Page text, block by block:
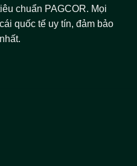
chuẩn PAGCOR. Mọi
quốc tế uy tín, đảm bảo